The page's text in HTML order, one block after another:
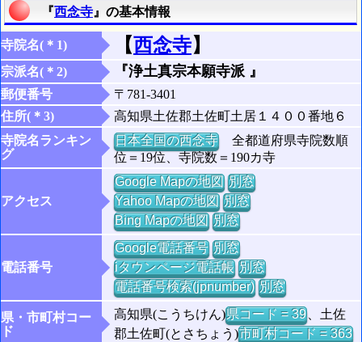
『西念寺 』の基本情報
寺院名(＊1) 【西念寺】
宗派名(＊2) 『浄土真宗本願寺派 』
郵便番号
〒781-3401
住所(＊3)
高知県土佐郡土佐町土居１４００番地６
寺院名ランキン
グ
日本全国の西念寺全都道府県寺院数順
位＝19位、寺院数＝190カ寺
アクセス
Google Mapの地図 別窓
Yahoo Mapの地図 別窓
Bing Mapの地図 別窓
電話番号
Google電話番号 別窓
iタウンページ電話帳 別窓
電話番号検索(jpnumber) 別窓
県・市町村コー
ド
高知県(こうちけん)県コード = 39、土佐
郡土佐町(とさちょう)市町村コード = 363